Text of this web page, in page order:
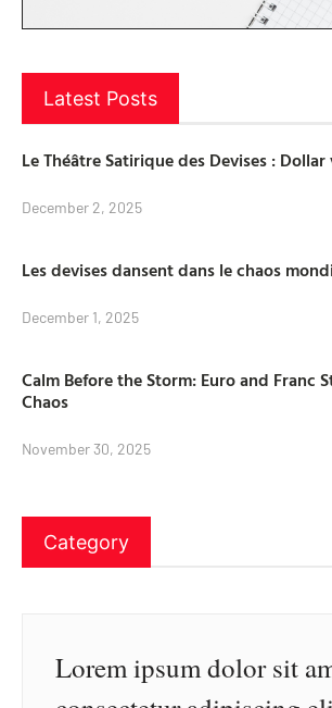
Latest Posts
Le Théâtre Satirique des Devises : Dollar
December 2, 2025
Les devises dansent dans le chaos
December 1, 2025
Calm Before the Storm: Euro and Franc
Chaos
November 30, 2025
Category
Lorem ipsum dolor sit